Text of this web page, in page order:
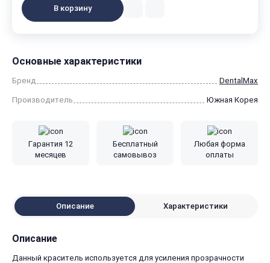
В корзину
Основные характеристики
Бренд DentalMax
Производитель Южная Корея
Гарантия 12
месяцев
Бесплатный
самовывоз
Любая форма
оплаты
Описание Характеристики
Описание
Данный краситель используется для усиления прозрачности